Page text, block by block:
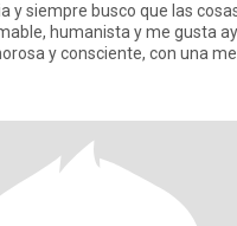
y siempre busco que las
humanista y me gusta
y consciente, con una